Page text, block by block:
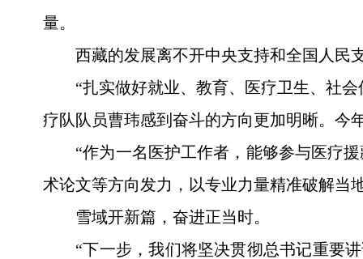
量。
西藏的发展离不开中央支持和全国人民
“扎实做好就业、教育、医疗卫生、社
疗队队员曹玮感到奋斗的方向更加明晰。今
“作为一名医护工作者，能够参与医疗
术论文等方向发力，以专业力量精准破解当
雪域开新篇，奋进正当时。
“下一步，我们将坚决贯彻总书记重要